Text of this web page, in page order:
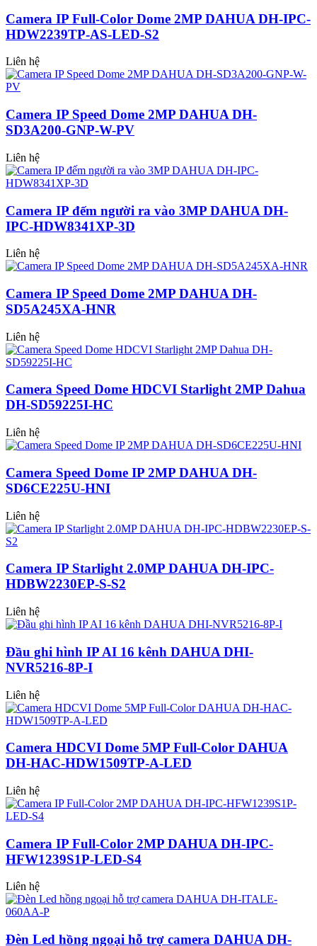
Camera IP Full-Color Dome 2MP DAHUA DH-IPC-
HDW2239TP-AS-LED-S2
Liên hệ
Camera IP Speed Dome 2MP DAHUA DH-
SD3A200-GNP-W-PV
Liên hệ
Camera IP đếm người ra vào 3MP DAHUA DH-
IPC-HDW8341XP-3D
Liên hệ
Camera IP Speed Dome 2MP DAHUA DH-
SD5A245XA-HNR
Liên hệ
Camera Speed Dome HDCVI Starlight 2MP Dahua
DH-SD59225I-HC
Liên hệ
Camera Speed Dome IP 2MP DAHUA DH-
SD6CE225U-HNI
Liên hệ
Camera IP Starlight 2.0MP DAHUA DH-IPC-
HDBW2230EP-S-S2
Liên hệ
Đầu ghi hình IP AI 16 kênh DAHUA DHI-
NVR5216-8P-I
Liên hệ
Camera HDCVI Dome 5MP Full-Color DAHUA
DH-HAC-HDW1509TP-A-LED
Liên hệ
Camera IP Full-Color 2MP DAHUA DH-IPC-
HFW1239S1P-LED-S4
Liên hệ
Đèn Led hồng ngoại hỗ trợ camera DAHUA DH-